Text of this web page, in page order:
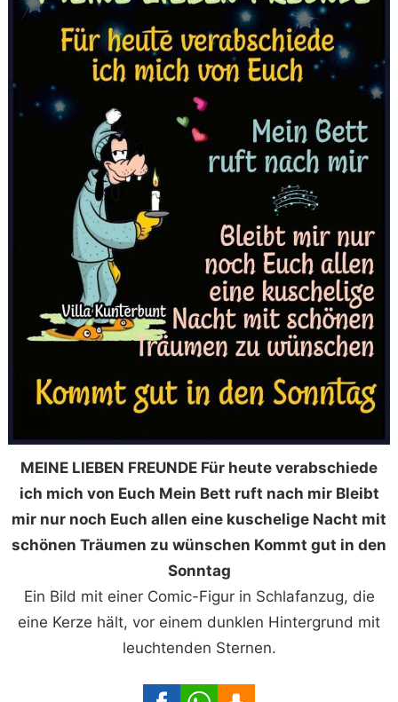
MEINE LIEBEN FREUNDE Für heute verabschiede
ich mich von Euch Mein Bett ruft nach mir Bleibt
mir nur noch Euch allen eine kuschelige Nacht mit
schönen Träumen zu wünschen Kommt gut in den
Sonntag
Ein Bild mit einer Comic-Figur in Schlafanzug, die
eine Kerze hält, vor einem dunklen Hintergrund mit
leuchtenden Sternen.